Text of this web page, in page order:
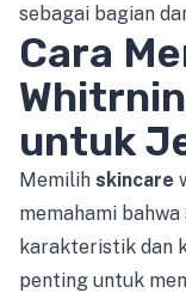
sebagai bagian
Cara
untuk
Memilih skincare
memahami
karakteristik dan
penting untuk